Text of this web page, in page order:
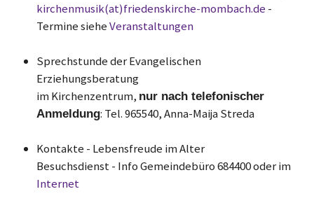
kirchenmusik(at)friedenskirche-mombach.de -
Termine sieheVeranstaltungen
Sprechstunde der Evangelischen
Erziehungsberatung
im Kirchenzentrum, nur nach telefonischer
Anmeldung: Tel. 965540, Anna-Maija Streda
Kontakte - Lebensfreude im Alter
Besuchsdienst - Info Gemeindebüro 684400 oder im
Internet